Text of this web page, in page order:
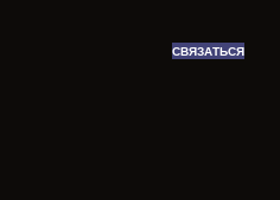
СВЯЗАТЬСЯ